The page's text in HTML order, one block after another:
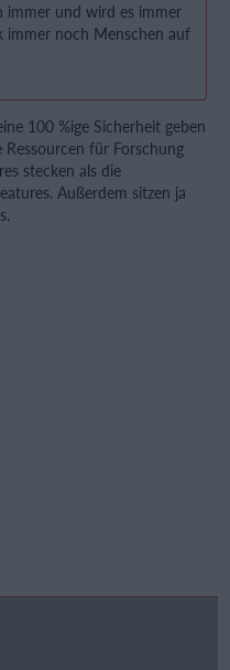
immer und wird es immer
immer noch Menschen auf
100 %ige Sicherheit geben
für Forschung
stecken als die
Außerdem sitzen ja